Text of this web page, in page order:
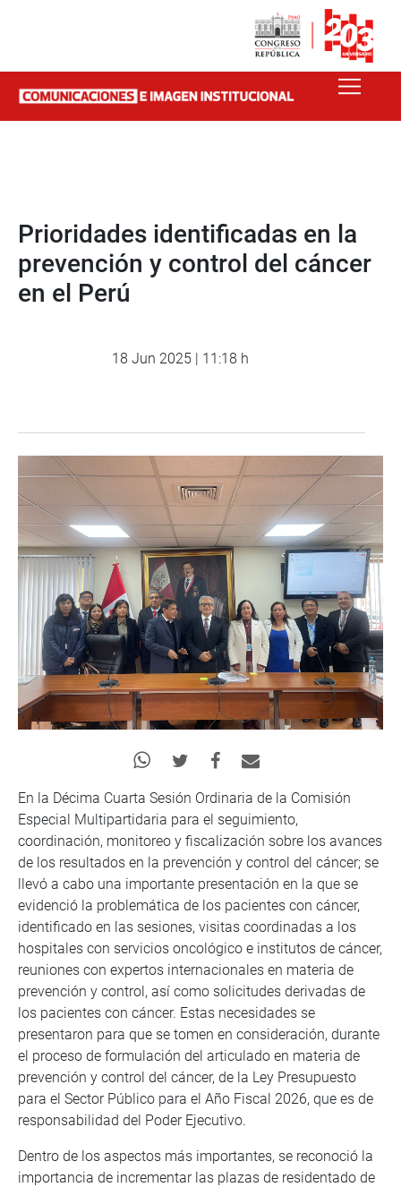
Prioridades identificadas en la
prevención y control del cáncer
en el Perú
18 Jun 2025 | 11:18 h
En la Décima Cuarta Sesión Ordinaria de la Comisión
Especial Multipartidaria para el seguimiento,
coordinación, monitoreo y fiscalización sobre los avances
de los resultados en la prevención y control del cáncer; se
llevó a cabo una importante presentación en la que se
evidenció la problemática de los pacientes con cáncer,
identificado en las sesiones, visitas coordinadas a los
hospitales con servicios oncológico e institutos de cáncer,
reuniones con expertos internacionales en materia de
prevención y control, así como solicitudes derivadas de
los pacientes con cáncer. Estas necesidades se
presentaron para que se tomen en consideración, durante
el proceso de formulación del articulado en materia de
prevención y control del cáncer, de la Ley Presupuesto
para el Sector Público para el Año Fiscal 2026, que es de
responsabilidad del Poder Ejecutivo.
Dentro de los aspectos más importantes, se reconoció la
importancia de incrementar las plazas de residentado de